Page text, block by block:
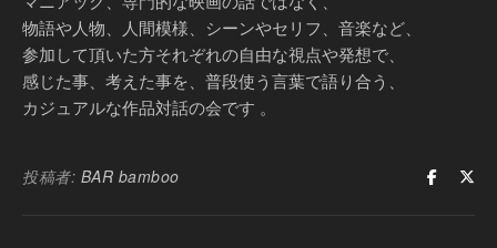
物語や人物、人間模様、シーンやセリフ、音楽など、
参加して頂いた方それぞれの自由な視点や発想で、
感じた事、考えた事を、普段使う言葉で語り合う、
カジュアルな作品対話の会です 。
投稿者: BAR bamboo